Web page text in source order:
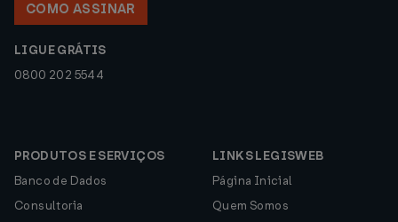
COMO ASSINAR
LIGUE GRÁTIS
0800 202 5544
PRODUTOS E SERVIÇOS
Banco de Dados
Consultoria
LINKS LEGISWEB
Página Inicial
Quem Somos